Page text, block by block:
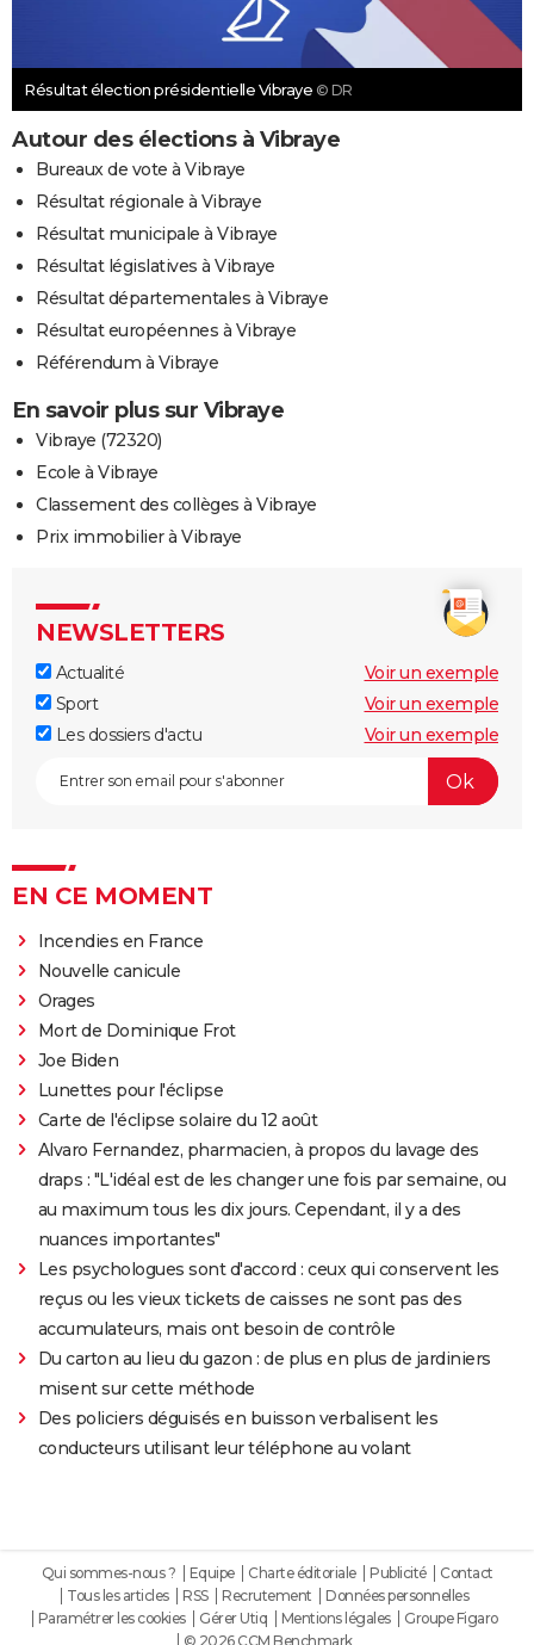
Résultat élection présidentielle Vibraye © DR
Autour des élections à Vibraye
Bureaux de vote à Vibraye
Résultat régionale à Vibraye
Résultat municipale à Vibraye
Résultat législatives à Vibraye
Résultat départementales à Vibraye
Résultat européennes à Vibraye
Référendum à Vibraye
En savoir plus sur Vibraye
Vibraye (72320)
Ecole à Vibraye
Classement des collèges à Vibraye
Prix immobilier à Vibraye
NEWSLETTERS
Actualité
Voir un exemple
Sport
Voir un exemple
Les dossiers d'actu
Voir un exemple
EN CE MOMENT
Incendies en France
Nouvelle canicule
Orages
Mort de Dominique Frot
Joe Biden
Lunettes pour l'éclipse
Carte de l'éclipse solaire du 12 août
Alvaro Fernandez, pharmacien, à propos du lavage des
draps : "L'idéal est de les changer une fois par semaine, ou
au maximum tous les dix jours. Cependant, il y a des
nuances importantes"
Les psychologues sont d'accord : ceux qui conservent les
reçus ou les vieux tickets de caisses ne sont pas des
accumulateurs, mais ont besoin de contrôle
Du carton au lieu du gazon : de plus en plus de jardiniers
misent sur cette méthode
Des policiers déguisés en buisson verbalisent les
conducteurs utilisant leur téléphone au volant
Qui sommes-nous ? Equipe Charte éditoriale Publicité
Contact
Tous les articles
RSS Recrutement
Données personnelles
Paramétrer les cookies
Gérer Utiq Mentions légales
Groupe Figaro
© 2026 CCM Benchmark